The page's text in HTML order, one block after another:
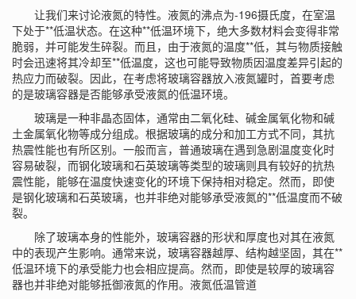
让我们来讨论液氮的特性。液氮的沸点为-196摄氏度，在室温
下处于**低温状态。在这种**低温环境下，绝大多数材料会变得非常
脆弱，并可能发生碎裂。而且，由于液氮的温度**低，其与物质接触
时会迅速将其冷却至**低温度，这也可能导致物质因温度差异引起的
热应力而破裂。因此，在考虑将玻璃容器放入液氮罐时，首要考虑
的是玻璃容器是否能够承受液氮的低温环境。
玻璃是一种非晶态固体，通常由二氧化硅、碱金属氧化物和碱
土金属氧化物等成分组成。根据玻璃的成分和加工方式不同，其抗
热震性能也有所区别。一般而言，普通玻璃在遇到急剧温度变化时
容易破裂，而钢化玻璃和石英玻璃等类型的玻璃则具有较好的抗热
震性能，能够在温度快速变化的环境下保持相对稳定。然而，即使
是钢化玻璃和石英玻璃，也并非绝对能够承受液氮的**低温度而不破
裂。
除了玻璃本身的性能外，玻璃容器的形状和厚度也对其在液氮
中的表现产生影响。通常来说，玻璃容器越厚、结构越坚固，其在**
低温环境下的承受能力也会相应提高。然而，即使是较厚的玻璃容
器也并非绝对能够抵御液氮的作用。 液氮低温管道